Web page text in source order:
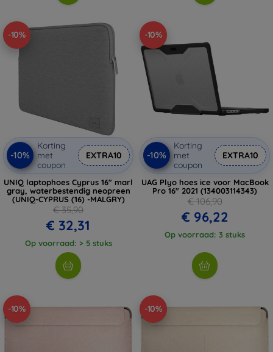
-10%
-10%
Korting
met
coupon
EXTRA10
UNIQ laptophoes Cyprus 16" marl
gray, waterbestendig neopreen
(UNIQ-CYPRUS (16) -MALGRY)
€ 35,90
€ 32,31
Op voorraad: > 5 stuks
-10%
-10%
Korting
met
coupon
EXTRA10
UAG Plyo hoes ice voor MacBook
Pro 16" 2021 (134003114343)
€ 106,90
€ 96,22
Op voorraad: 3 stuks
-10% -10%